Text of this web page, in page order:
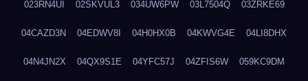
023RN4UI 02SKVUL3 034UW6PW 03L7504Q 03ZRKE69
04CAZD3N 04EDWV8I 04H0HX0B 04KWVG4E 04LI8DHX
04N4JN2X 04QX9S1E 04YFC57J 04ZFIS6W 059KC9DM